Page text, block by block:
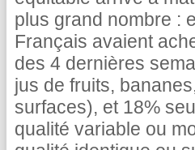
plus grand nombre :
Français avaient
des 4 dernières
jus de fruits,
surfaces), et 18%
qualité variable ou